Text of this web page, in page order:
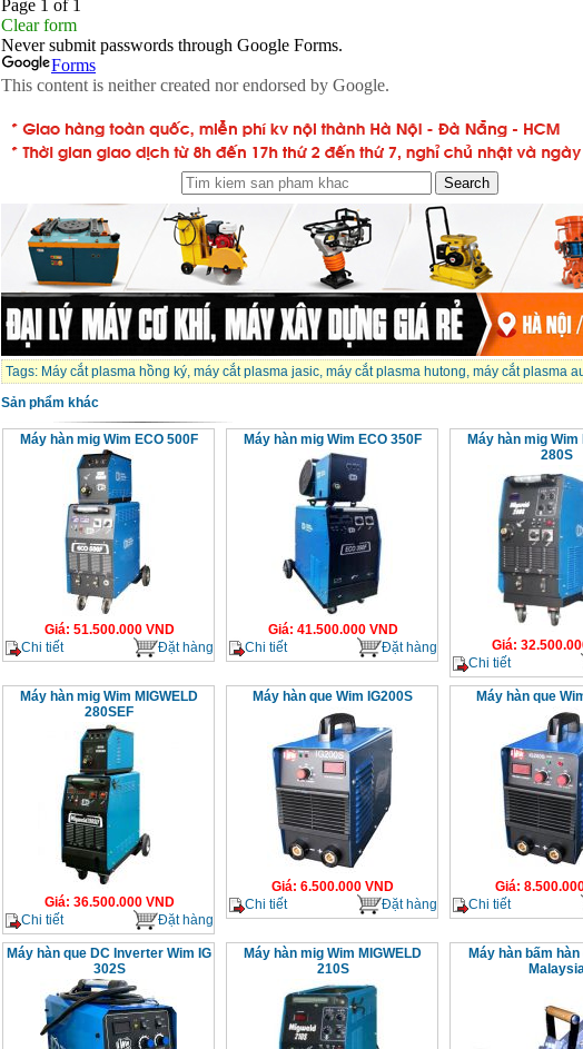
Tags: Máy cắt plasma hồng ký, máy cắt plasma jasic, máy cắt plasma hutong, máy cắt plasma
Sản phẩm khác
Máy hàn mig Wim ECO 500F
Giá: 51.500.000VND
Chi tiết
Đặt hàng
Máy hàn mig Wim ECO 350F
Giá: 41.500.000VND
Chi tiết
Đặt hàng
Máy hàn mig Wim
280S
Giá:
Chi tiết
Máy hàn mig Wim MIGWELD
280SEF
Giá: 36.500.000VND
Chi tiết
Đặt hàng
Máy hàn que Wim IG200S
Giá: 6.500.000 VND
Chi tiết
Đặt hàng
Máy hàn que
Giá:
Chi tiết
Máy hàn que DC Inverter Wim IG
302S
Máy hàn mig Wim MIGWELD
210S
Máy hàn bấm